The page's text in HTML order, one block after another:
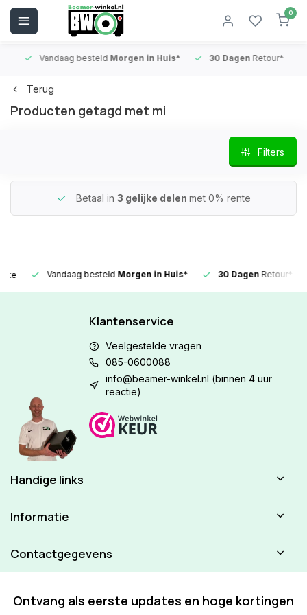
0
Vandaag besteldMorgen in Huis* 30 DagenRetour*
Terug
Producten getagd met mi
Filters
Betaal in 3 gelijke delen met 0% rente
Vandaag besteldMorgen in Huis* 30 DagenRetour*
Klantenservice
Veelgestelde vragen
085-0600088
info@beamer-winkel.nl (binnen 4 uur
reactie)
Handige links
Informatie
Contactgegevens
Ontvang als eerste updates en hoge kortingen